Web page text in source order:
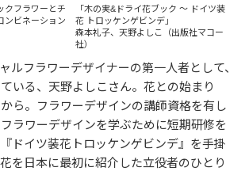
クフラワーとチ
ンビネーション
「木の実&ドライ花ブック 〜 ドイツ装
花 トロッケンゲビンデ」
森本礼子、天野よしこ（出版社マコー
社）
ルフラワーデザイナーの第一人者として、
いる、天野よしこさん。花との始まり
ら。フラワーデザインの講師資格を有し
ラワーデザインを学ぶために短期研修を
ドイツ装花トロッケンゲビンデ』を手掛
を日本に最初に紹介した立役者のひとり